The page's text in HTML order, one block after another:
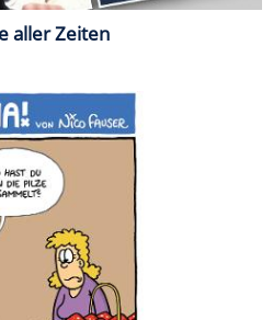
aller Zeiten